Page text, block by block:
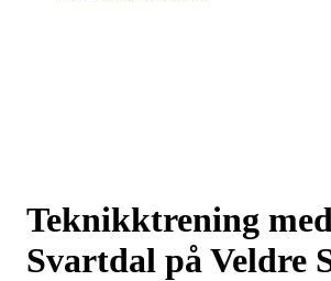
Teknikktrening
Svartdal på Veldre